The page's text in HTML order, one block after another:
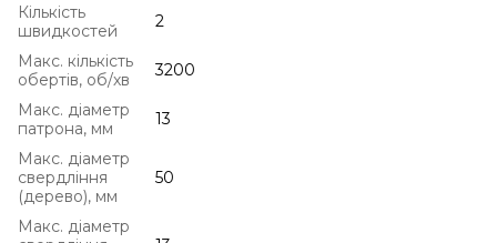
Кількість
швидкостей
2
Макс. кількість
обертів, об/хв
3200
Макс. діаметр
патрона, мм
13
Макс. діаметр
свердління
(дерево), мм
50
Макс. діаметр